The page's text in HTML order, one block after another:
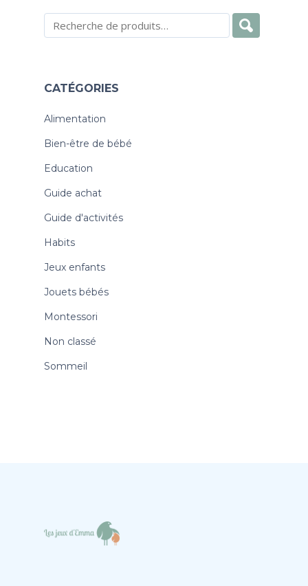
CATÉGORIES
Alimentation
Bien-être de bébé
Education
Guide achat
Guide d'activités
Habits
Jeux enfants
Jouets bébés
Montessori
Non classé
Sommeil